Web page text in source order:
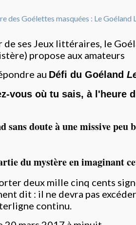
ses Jeux littéraires, le
propose aux amateurs
au Défi du Goéland
vous où tu sais, à l'heure
sans doute à une missive peu
du mystère en imaginant
deux mille cinq cents
dit : il ne devra pas
continu.